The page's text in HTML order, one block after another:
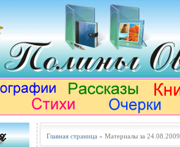
Главная страница » Материалы за 24.08.2009